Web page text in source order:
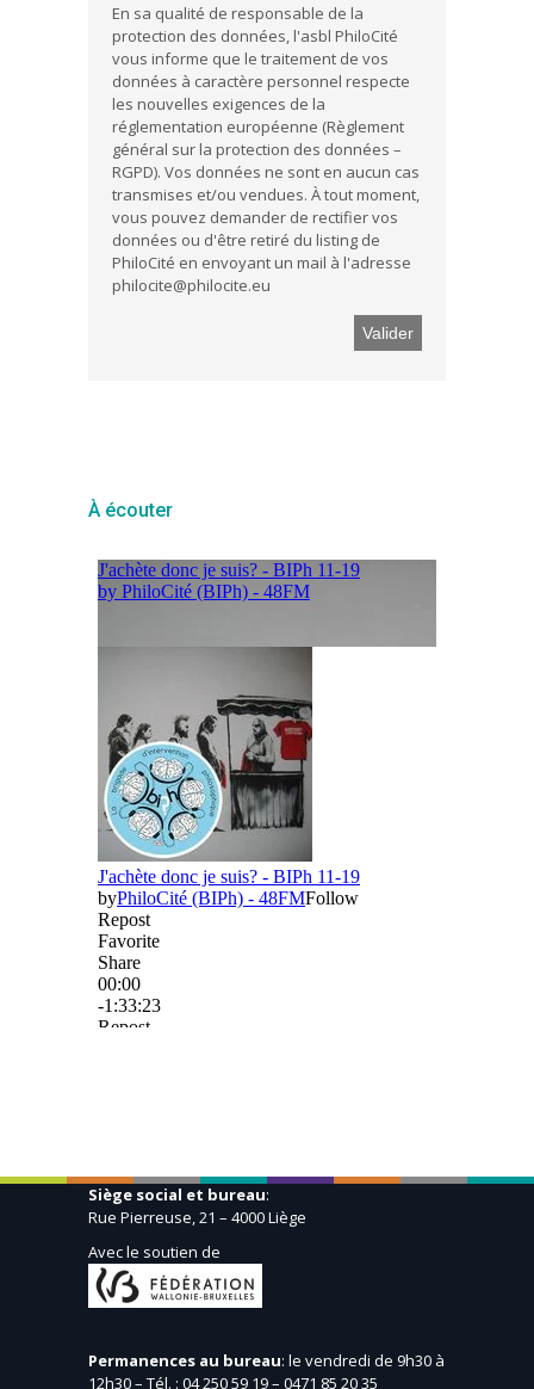
En sa qualité de responsable de la
protection des données, l'asbl PhiloCité
vous informe que le traitement de vos
données à caractère personnel respecte
les nouvelles exigences de la
réglementation européenne (Règlement
général sur la protection des données –
RGPD). Vos données ne sont en aucun cas
transmises et/ou vendues. À tout moment,
vous pouvez demander de rectifier vos
données ou d'être retiré du listing de
PhiloCité en envoyant un mail à l'adresse
philocite@philocite.eu
À écouter
Siège social et bureau:
Rue Pierreuse, 21 – 4000 Liège
Avec le soutien de
Permanences au bureau: le vendredi de 9h30 à
12h30 – Tél. : 04 250 59 19 – 0471 85 20 35